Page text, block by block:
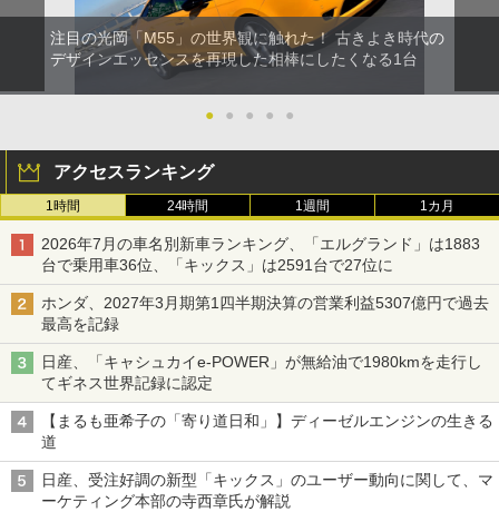
注目の光岡「M55」の世界観に触れた！ 古きよき時代の
デザインエッセンスを再現した相棒にしたくなる1台
● ● ● ● ●
アクセスランキング
1時間 24時間 1週間 1カ月
2026年7月の車名別新車ランキング、「エルグランド」は1883
台で乗用車36位、「キックス」は2591台で27位に
ホンダ、2027年3月期第1四半期決算の営業利益5307億円で過去
最高を記録
日産、「キャシュカイe-POWER」が無給油で1980kmを走行し
てギネス世界記録に認定
【まるも亜希子の「寄り道日和」】ディーゼルエンジンの生きる
道
日産、受注好調の新型「キックス」のユーザー動向に関して、マ
ーケティング本部の寺西章氏が解説